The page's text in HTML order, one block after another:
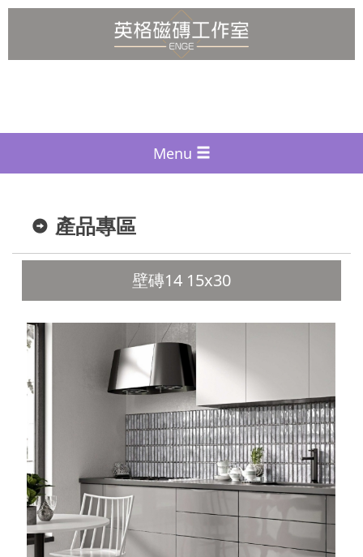
Menu
產品專區
壁磚14 15x30